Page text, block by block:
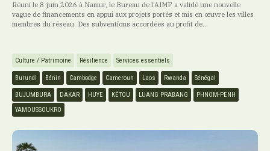
Réuni le 8 juin 2026 à Namur, le Bureau de l’AIMF a validé une nouvelle
vague de financements en appui aux projets portés et mis en œuvre les villes
membres du réseau. Des subventions accordées au profit de...
Culture / Patrimoine Résilience Services essentiels
Burundi Bénin Cambodge Cameroun Laos Rwanda Sénégal
BUJUMBURA DAKAR HUYE KÉTOU LUANG PRABANG
PHNOM-PENH
YAMOUSSOUKRO